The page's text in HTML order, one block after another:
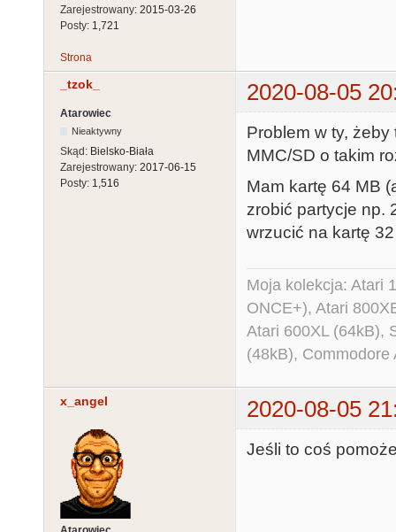
Zarejestrowany: 2015-03-26
Posty: 1,721
Strona
_tzok_ 2020-08-05
Atarowiec
Nieaktywny
Skąd: Bielsko-Biała
Zarejestrowany: 2017-06-15
Posty: 1,516
Problem w ty, żeby
MMC/SD o takim
Mam kartę 64 MB
zrobić partycje np.
wrzucić na kartę
Moja kolekcja: Atari
ONCE+), Atari
Atari 600XL (64kB),
(48kB),
x_angel 2020-08-05
Jeśli to coś